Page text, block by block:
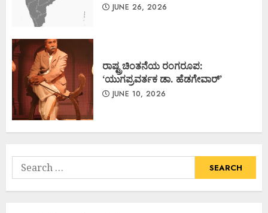
JUNE 26, 2026
ರಾಷ್ಟ್ರಚಿಂತನೆಯ ರಂಗರೂಪ:
‘ಯುಗಪ್ರವರ್ತಕ ಡಾ. ಹೆಡಗೇವಾರ್’
JUNE 10, 2026
Search
for: